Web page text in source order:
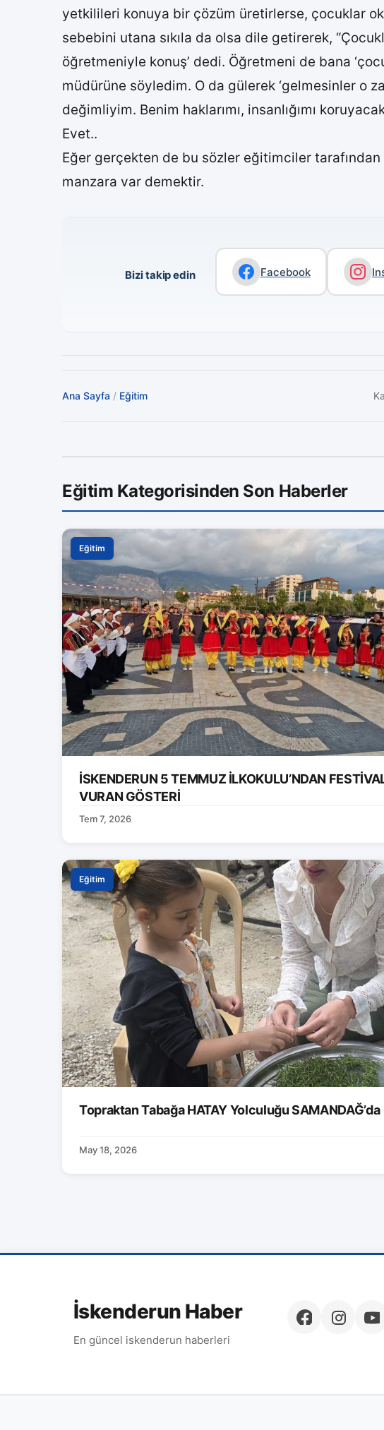
yetkilileri konuya bir çözüm üretirlerse, çocuklar
sebebini utana sıkıla da olsa dile getirerek,
öğretmeniyle konuş’ dedi. Öğretmeni de bana
müdürüne söyledim. O da gülerek ‘gelmesinler o
değimliyim. Benim haklarımı, insanlığımı
Evet..
Eğer gerçekten de bu sözler eğitimciler
manzara var demektir.
Bizi takip edin Facebook
Ana Sayfa / Eğitim
Eğitim Kategorisinden Son Haberler
Eğitim
İSKENDERUN 5 TEMMUZ İLKOKULU’NDAN
VURAN GÖSTERİ
Tem 7, 2026
Eğitim
Topraktan Tabağa HATAY Yolculuğu SAMANDAĞ’da
May 18, 2026
İskenderun Haber
En güncel iskenderun haberleri